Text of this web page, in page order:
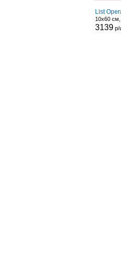
List
10x60
3139 р/